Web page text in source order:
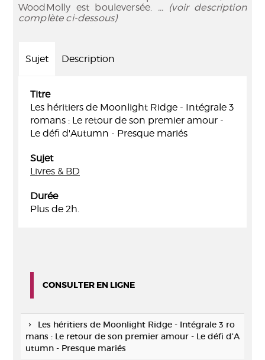
WoodMolly est bouleversée. ... (voir description
complète ci-dessous)
Sujet Description
Titre
Les héritiers de Moonlight Ridge - Intégrale 3
romans : Le retour de son premier amour -
Le défi d'Autumn - Presque mariés
Sujet
Livres & BD
Durée
Plus de 2h.
CONSULTER EN LIGNE
Les héritiers de Moonlight Ridge - Intégrale 3 ro
mans : Le retour de son premier amour - Le défi d'A
utumn - Presque mariés